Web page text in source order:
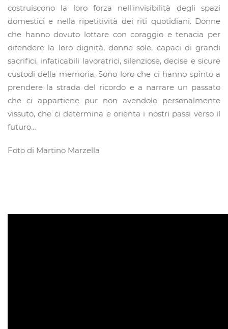
costruiscono la loro forza nell'invisibilità degli spazi
domestici e nella ripetitività dei riti quotidiani. Donne
che hanno dovuto lottare con coraggio e tenacia per
difendere la loro dignità, donne sole, capaci di grandi
sacrifici, infaticabili lavoratrici, silenziose, decise e sicure
custodi della memoria. Sono loro che ci hanno spinto a
prendere la strada del ricordo e a narrare un passato
che ci appartiene pur non avendolo personalmente
vissuto, che ci determina e orienta i nostri passi verso il
futuro…
Foto di Martino Marzella